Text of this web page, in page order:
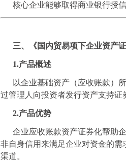
核心企业能够取得商业银行授
三、《国内贸易项下企业资产
1.产品概述
以企业基础资产（应收账款）
过管理人向投资者发行资产支持证
2.产品优势
企业应收账款资产证券化帮助
非自身信用来满足企业对资金的
渠道。